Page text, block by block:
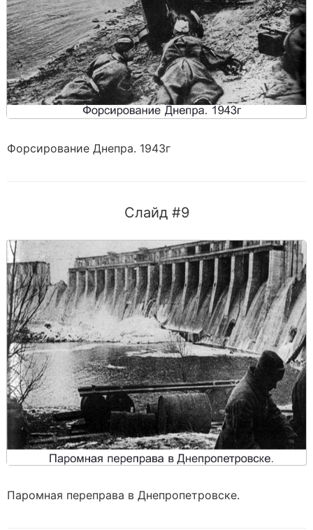
Форсирование Днепра. 1943г
Слайд #9
Паромная переправа в Днепропетровске.